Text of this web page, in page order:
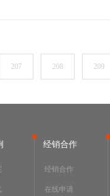
207 208 209
经销合作
经销合作
在线申请